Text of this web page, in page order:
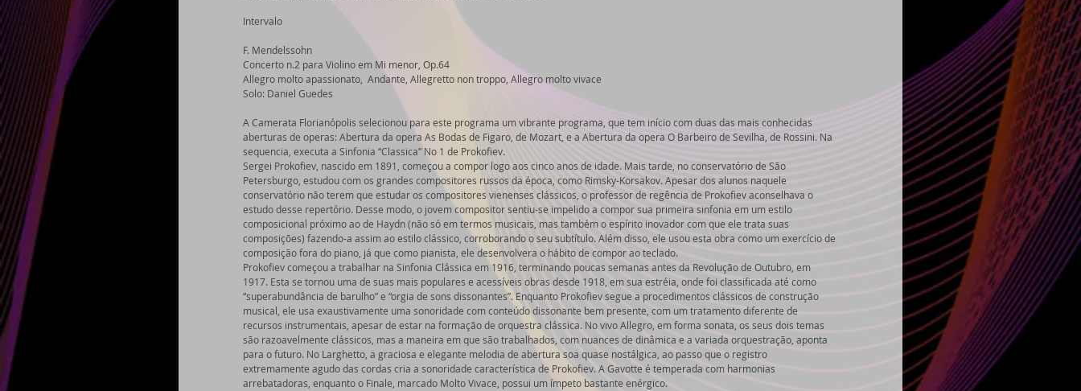
Intervalo
F. Mendelssohn
Concerto n.2 para Violino em Mi menor, Op.64
Allegro molto apassionato,  Andante, Allegretto non troppo, Allegro molto vivace
Solo: Daniel Guedes
A Camerata Florianópolis selecionou para este programa um vibrante programa, que tem início com duas das mais conhecidas
aberturas de operas: Abertura da opera As Bodas de Figaro, de Mozart, e a Abertura da opera O Barbeiro de Sevilha, de Rossini. Na
sequencia, executa a Sinfonia “Classica” No 1 de Prokofiev.
Sergei Prokofiev, nascido em 1891, começou a compor logo aos cinco anos de idade. Mais tarde, no conservatório de São
Petersburgo, estudou com os grandes compositores russos da época, como Rimsky-Korsakov. Apesar dos alunos naquele
conservatório não terem que estudar os compositores vienenses clássicos, o professor de regência de Prokofiev aconselhava o
estudo desse repertório. Desse modo, o jovem compositor sentiu-se impelido a compor sua primeira sinfonia em um estilo
composicional próximo ao de Haydn (não só em termos musicais, mas também o espírito inovador com que ele trata suas
composições) fazendo-a assim ao estilo clássico, corroborando o seu subtítulo. Além disso, ele usou esta obra como um exercício de
composição fora do piano, já que como pianista, ele desenvolvera o hábito de compor ao teclado.
Prokofiev começou a trabalhar na Sinfonia Clássica em 1916, terminando poucas semanas antes da Revolução de Outubro, em
1917. Esta se tornou uma de suas mais populares e acessíveis obras desde 1918, em sua estréia, onde foi classificada até como
“superabundância de barulho” e “orgia de sons dissonantes”. Enquanto Prokofiev segue a procedimentos clássicos de construção
musical, ele usa exaustivamente uma sonoridade com conteúdo dissonante bem presente, com um tratamento diferente de
recursos instrumentais, apesar de estar na formação de orquestra clássica. No vivo Allegro, em forma sonata, os seus dois temas
são razoavelmente clássicos, mas a maneira em que são trabalhados, com nuances de dinâmica e a variada orquestração, aponta
para o futuro. No Larghetto, a graciosa e elegante melodia de abertura soa quase nostálgica, ao passo que o registro
extremamente agudo das cordas cria a sonoridade característica de Prokofiev. A Gavotte é temperada com harmonias
arrebatadoras, enquanto o Finale, marcado Molto Vivace, possui um ímpeto bastante enérgico.